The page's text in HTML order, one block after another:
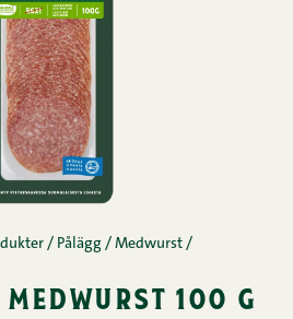
/ Pålägg / Medwurst /
100 g